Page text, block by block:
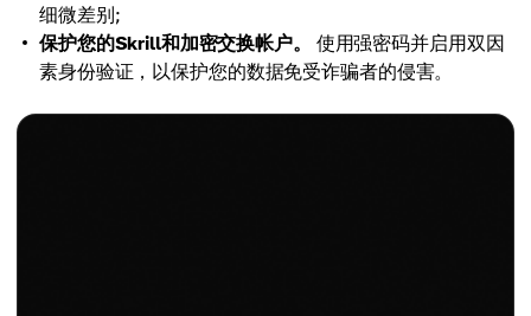
细微差别;
保护您的Skrill和加密交换帐户。
使用强密码并启用双因
素身份验证，以保护您的数据免受诈骗者的侵害。